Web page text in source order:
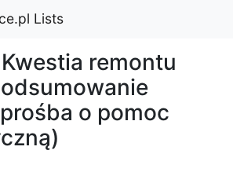
Lists
remontu
o pomoc